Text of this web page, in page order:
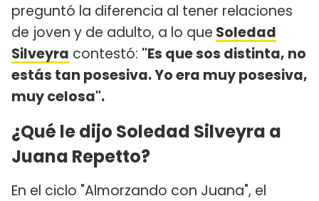
preguntó la diferencia al tener relaciones
de joven y de adulto, a lo que Soledad
Silveyra contestó: "Es que sos distinta, no
estás tan posesiva. Yo era muy posesiva,
muy celosa".
¿Qué le dijo Soledad Silveyra a
Juana Repetto?
En el ciclo "Almorzando con Juana", el